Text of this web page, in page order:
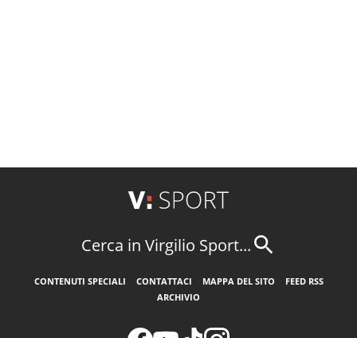
Cerca in Virgilio Sport...
CONTENUTI SPECIALI CONTATTACI MAPPA DEL SITO
FEED RSS
ARCHIVIO